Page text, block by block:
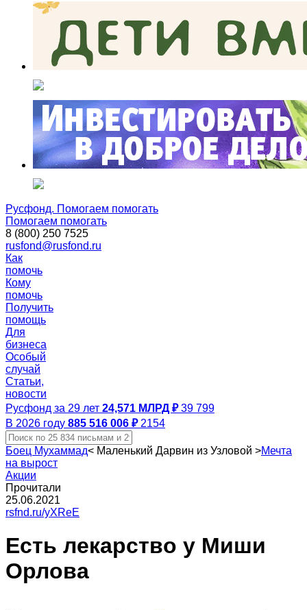
Русфонд. Помогаем помогать
Помогаем помогать
8 (800) 250 7525
rusfond@rusfond.ru
Как
помочь
Кому
помочь
Получить
помощь
Для
бизнеса
Особый
случай
Статьи,
новости
Русфонд за 29 лет 24,571 МЛРД ₽ 39 799
В 2026 году 885 516 006 ₽ 2154
Боец Мухаммад< Маленький Дарвин из Узловой >Мечта
на вырост
Акции
Прочитали
25.06.2021
rsfnd.ru/yXReE
Есть лекарство у Миши
Орлова